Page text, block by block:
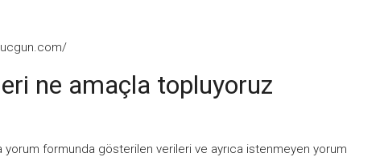
ne amaçla topluyoruz
yorum formunda gösterilen verileri ve ayrıca istenmeyen yorum